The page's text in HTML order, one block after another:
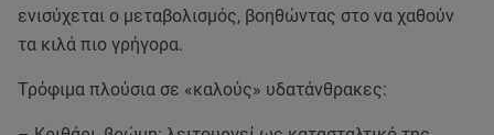
ενισύχεται ο μεταβολισμός, βοηθώντας στο να χαθούν
τα κιλά πιο γρήγορα.
Τρόφιμα πλούσια σε «καλούς» υδατάνθρακες: